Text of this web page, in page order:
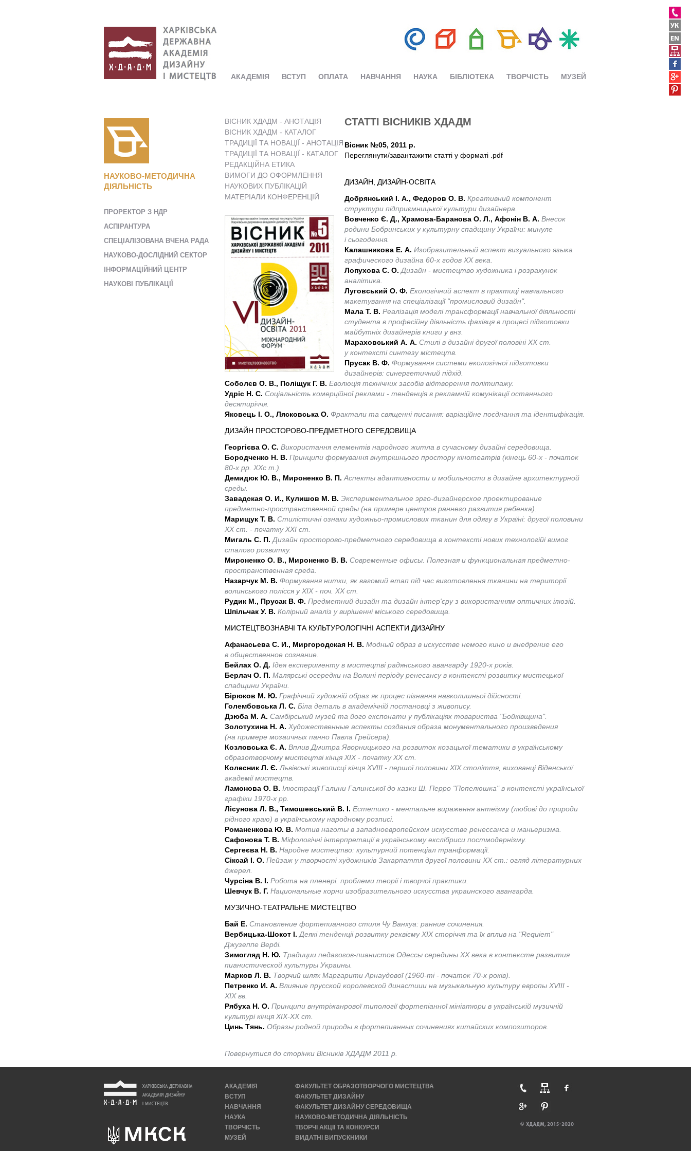
АКАДЕМІЯ ВСТУП ОПЛАТА НАВЧАННЯ НАУКА БІБЛІОТЕКА ТВОРЧІСТЬ МУЗЕЙ
НАУКОВО-МЕТОДИЧНА
ДІЯЛЬНІСТЬ
ПРОРЕКТОР З НДР
AСПІРАНТУРА
СПЕЦІАЛІЗОВАНА ВЧЕНА РАДА
НАУКОВО-ДОСЛІДНИЙ СЕКТОР
ІНФОРМАЦІЙНИЙ ЦЕНТР
НАУКОВІ ПУБЛІКАЦІЇ
ВІСНИК ХДАДМ - АНОТАЦІЯ
ВІСНИК ХДАДМ - КАТАЛОГ
ТРАДИЦІЇ ТА НОВАЦІЇ - АНОТАЦІЯ
ТРАДИЦІЇ ТА НОВАЦІЇ - КАТАЛОГ
РЕДАКЦІЙНА ЕТИКА
ВИМОГИ ДО ОФОРМЛЕННЯ
НАУКОВИХ ПУБЛІКАЦІЙ
МАТЕРІАЛИ КОНФЕРЕНЦІЙ
СТАТТІ ВІСНИКІВ ХДАДМ
Вісник №05, 2011 р.
Переглянути/завантажити статті у форматі .pdf
ДИЗАЙН, ДИЗАЙН-ОСВІТА
Добрянський І. А., Федоров О. В. Креативний компонент
структури підприємницької культури дизайнера.
Вовченко Є. Д., Храмова-Баранова О. Л., Афонін В. А. Внесок
родини Бобринських у культурну спадщину України: минуле
і сьогодення.
Калашникова Е. А. Изобразительный аспект визуального языка
графического дизайна 60-х годов ХХ века.
Лопухова С. О. Дизайн - мистецтво художника і розрахунок
аналітика.
Луговський О. Ф. Екологічний аспект в практиці навчального
макетування на спеціалізації "промисловий дизайн".
Мала Т. В. Реалізація моделі трансформації навчальної діяльності
студента в професійну діяльність фахівця в процесі підготовки
майбутніх дизайнерів книги у внз.
Мараховський А. А. Стилі в дизайні другої половіні ХХ ст.
у контексті синтезу містецтв.
Прусак В. Ф. Формування системи екологічної підготовки
дизайнерів: синергетичний підхід.
Соболєв О. В., Поліщук Г. В. Еволюція технічних засобів відтворення політипажу.
Удріс Н. С. Соціальність комерційної реклами - тенденція в рекламній комунікації останнього
десятиріччя.
Яковець І. О., Лясковська О. Фрактали та священні писання: варіаційне поєднання та ідентифікація.
ДИЗАЙН ПРОСТОРОВО-ПРЕДМЕТНОГО СЕРЕДОВИЩА
Георгієва О. С. Використання елементів народного житла в сучасному дизайнi середoвища.
Бородченко Н. В. Принципи формування внутрішнього простору кінотеатрів (кінець 60-х - початок
80-х рр. ХХс т.).
Демидюк Ю. В., Мироненко В. П. Аспекты адаптивности и мобильности в дизайне архитектурной
среды.
Завадская О. И., Кулишов М. В. Экспериментальное эрго-дизайнерское проектирование
предметно-пространственной среды (на примере центров раннего развития ребенка).
Марищук Т. В. Стилістичні ознаки художньо-промислових тканин для одягу в Україні: другої половини
ХХ ст. - початку ХХІ ст.
Мигаль С. П. Дизайн просторово-предметного середовища в контексті нових технологійі вимог
сталого розвитку.
Мироненко О. В., Мироненко В. В. Современные офисы. Полезная и функциональная предметно-
пространственная среда.
Назарчук М. В. Формування нитки, як вагомий етап під час виготовлення тканини на території
волинського полісся у ХIХ - поч. ХХ ст.
Рудик М., Прусак В. Ф. Предметний дизайн та дизайн інтер'єру з використанням оптичних ілюзій.
Шпільчак У. В. Колірний аналіз у вирішенні міського середовища.
МИСТЕЦТВОЗНАВЧІ ТА КУЛЬТУРОЛОГІЧНІ АСПЕКТИ ДИЗАЙНУ
Афанасьева С. И., Миргородская Н. В. Модный образ в искусстве немого кино и внедрение его
в общественное сознание.
Бейлах О. Д. Ідея експерименту в мистецтві радянського авангарду 1920-х років.
Берлач О. П. Малярські осередки на Волині періоду ренесансу в контексті розвитку мистецької
спадщини України.
Бірюков М. Ю. Графічний художній образ як процес пізнання навколишньої дійсності.
Голембовська Л. С. Біла деталь в академічній постановці з живопису.
Дзюба М. А. Самбірський музей та його експонати у публікаціях товариства "Бойківщина".
Золотухина Н. А. Художественные аспекты создания образа монументального произведения
(на примере мозаичных панно Павла Грейсера).
Козловська Є. А. Вплив Дмитра Яворницького на розвиток козацької тематики в українському
образотворчому мистецтві кінця ХІХ - початку ХХ ст.
Колесник Л. Є. Львівські живописці кінця ХVІІІ - першої половини ХІХ століття, вихованці Віденської
академії мистецтв.
Ламонова О. В. Ілюстрації Галини Галинської до казки Ш. Перро "Попелюшка" в контексті української
графіки 1970-х рр.
Лісунова Л. В., Тимошевський В. І. Естетико - ментальне вираження антеїзму (любові до природи
рідного краю) в українському народному розписі.
Романенкова Ю. В. Мотив наготы в западноевропейском искусстве ренессанса и маньеризма.
Сафонова Т. В. Міфологічні інтерпретації в українському екслібриси постмодернізму.
Сергеєва Н. В. Народне мистецтво: культурний потенціал транформації.
Сіксай І. О. Пейзаж у творчості художників Закарпаття другої половини ХХ ст.: огляд літературних
джерел.
Чурсіна В. І. Робота на пленері. проблеми теорії і творчої практики.
Шевчук В. Г. Национальные корни изобразительного искусства украинского авангарда.
МУЗИЧНО-ТЕАТРАЛЬНЕ МИСТЕЦТВО
Бай Е. Cтановление фортепианного стиля Чу Ванхуа: ранние сочинения.
Вербицька-Шокот І. Деякі тенденціі розвитку реквієму ХІХ сторіччя та їх вплив на "Requiem"
Джузеппе Верді.
Зимогляд Н. Ю. Традиции педагогов-пианистов Одессы середины ХХ века в контексте развития
пианистической культуры Украины.
Марков Л. В. Творчий шлях Маргарити Арнаудової (1960-ті - початок 70-х років).
Петренко И. А. Влияние прусской королевской династиии на музыкальную культуру европы XVIII -
XIX вв.
Рябуха Н. О. Принципи внутріжанрової типології фортепіанної мініатюри в українській музичній
культурі кінця ХІХ-ХХ ст.
Цинь Тянь. Образы родной природы в фортепианных сочинениях китайских композиторов.
Повернутися до сторінки Вісників ХДАДМ 2011 р.
АКАДЕМІЯ
ВСТУП
НАВЧАННЯ
НАУКА
ТВОРЧІСТЬ
МУЗЕЙ
ФАКУЛЬТЕТ ОБРАЗОТВОРЧОГО МИСТЕЦТВА
ФАКУЛЬТЕТ ДИЗАЙНУ
ФАКУЛЬТЕТ ДИЗАЙНУ СЕРЕДОВИЩА
НАУКОВО-МЕТОДИЧНА ДІЯЛЬНІСТЬ
ТВОРЧІ АКЦІЇ ТА КОНКУРСИ
ВИДАТНІ ВИПУСКНИКИ